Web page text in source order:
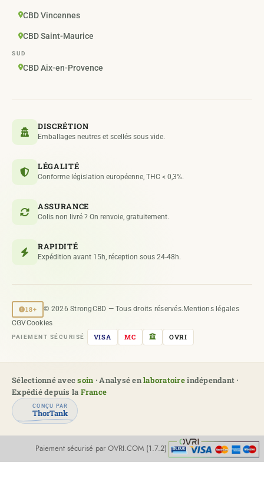
CBD Vincennes
CBD Saint-Maurice
SUD
CBD Aix-en-Provence
DISCRÉTION
Emballages neutres et scellés sous vide.
LÉGALITÉ
Conforme législation européenne, THC < 0,3%.
ASSURANCE
Colis non livré ? On renvoie, gratuitement.
RAPIDITÉ
Expédition avant 15h, réception sous 24-48h.
18+ © 2026 StrongCBD — Tous droits réservés. Mentions légales
CGVCookies
PAIEMENT SÉCURISÉ VISA MC OVRI
Sélectionné avecsoin · Analysé enlaboratoireindépendant ·
Expédié depuis la France
CONÇU PAR
ThorTank
Paiement sécurisé par OVRI.COM (1.7.2)